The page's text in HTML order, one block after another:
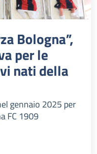
Bologna”,
per le
nati della
gennaio 2025 per
FC 1909